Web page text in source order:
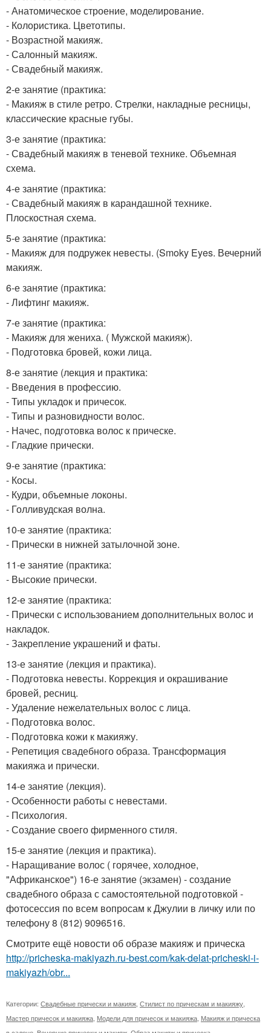
- Анатомическое строение, моделирование.
- Колористика. Цветотипы.
- Возрастной макияж.
- Салонный макияж.
- Свадебный макияж.
2-е занятие (практика:
- Макияж в стиле ретро. Стрелки, накладные ресницы,
классические красные губы.
3-е занятие (практика:
- Свадебный макияж в теневой технике. Объемная
схема.
4-е занятие (практика:
- Свадебный макияж в карандашной технике.
Плоскостная схема.
5-е занятие (практика:
- Макияж для подружек невесты. (Smoky Eyes. Вечерний
макияж.
6-е занятие (практика:
- Лифтинг макияж.
7-е занятие (практика:
- Макияж для жениха. ( Мужской макияж).
- Подготовка бровей, кожи лица.
8-е занятие (лекция и практика:
- Введения в профессию.
- Типы укладок и причесок.
- Типы и разновидности волос.
- Начес, подготовка волос к прическе.
- Гладкие прически.
9-е занятие (практика:
- Косы.
- Кудри, объемные локоны.
- Голливудская волна.
10-е занятие (практика:
- Прически в нижней затылочной зоне.
11-е занятие (практика:
- Высокие прически.
12-е занятие (практика:
- Прически с использованием дополнительных волос и
накладок.
- Закрепление украшений и фаты.
13-е занятие (лекция и практика).
- Подготовка невесты. Коррекция и окрашивание
бровей, ресниц.
- Удаление нежелательных волос с лица.
- Подготовка волос.
- Подготовка кожи к макияжу.
- Репетиция свадебного образа. Трансформация
макияжа и прически.
14-е занятие (лекция).
- Особенности работы с невестами.
- Психология.
- Создание своего фирменного стиля.
15-е занятие (лекция и практика).
- Наращивание волос ( горячее, холодное,
"Африканское") 16-е занятие (экзамен) - создание
свадебного образа с самостоятельной подготовкой -
фотосессия по всем вопросам к Джулии в личку или по
телефону 8 (812) 9096516.
Смотрите ещё новости об образе макияж и прическа
http://pricheska-makiyazh.ru-best.com/kak-delat-pricheski-i-
makiyazh/obr...
Категории: Свадебные прически и макияж Стилист по прическам и макияжу
Мастер причесок и макияжа Модели для причесок и макияжа Макияж и прическа